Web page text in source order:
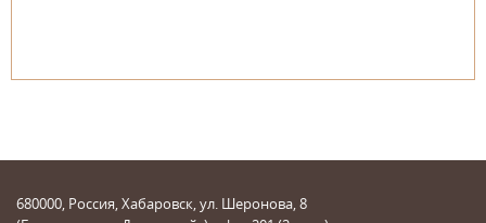
680000, Россия, Хабаровск, ул. Шеронова, 8